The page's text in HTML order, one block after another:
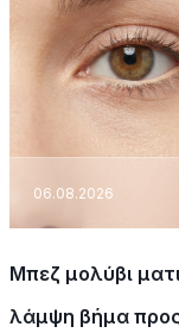
06.08.2026
Μπεζ μολύβι
λάμψη βήμα